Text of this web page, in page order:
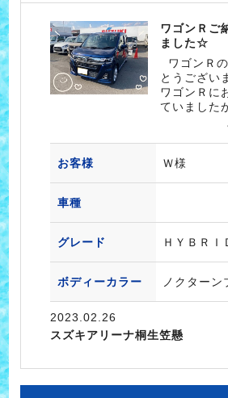
ワゴンＲご
ました☆
ワゴンＲ
とうござい
ワゴンＲに
ていました
お客様 Ｗ様
車種
グレード ＨＹＢＲ
ボディーカラー ノクターン
2023.02.26
スズキアリーナ桐生笠懸